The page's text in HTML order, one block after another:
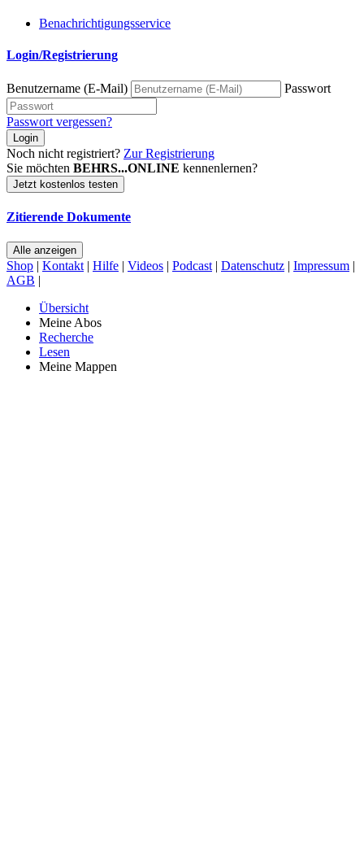
Benachrichtigungsservice
Login/Registrierung
Benutzername (E-Mail) Passwort
Passwort vergessen?
Login
Noch nicht registriert? Zur Registrierung
Sie möchten BEHRS...ONLINE kennenlernen?
Jetzt kostenlos testen
Zitierende Dokumente
Alle anzeigen
Shop | Kontakt | Hilfe | Videos | Podcast | Datenschutz | Impressum |
AGB |
Übersicht
Meine Abos
Recherche
Lesen
Meine Mappen